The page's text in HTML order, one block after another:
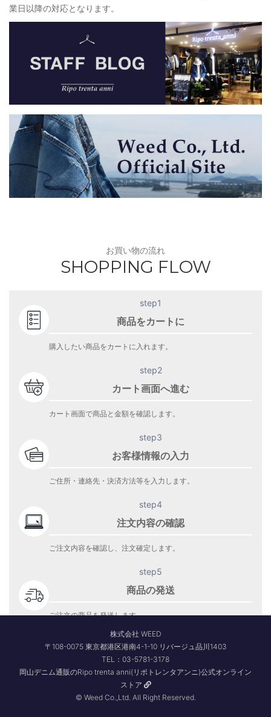
業日以降の対応となります。
お買い物の流れ
SHOPPING FLOW
step1
商品をカートに
購入したい商品をカートに入れます。
step2
カート画面へ進む
カート画面で商品と金額を確認します。
step3
お客様情報の入力
ご住所・連絡先・決済方法等を入力します。
step4
注文内容の確認
ご注文内容を確認し、注文確定します。
step5
商品の発送
ご注文の商品を発送します。
株式会社 WEED
〒108-0075 東京都港区港南4-1-10 リバージュ品川1403
TEL：03-5781-3178
岡山デニム通販のRipo trenta anni(リポトレンタアンニ)公式オンライン
ストア
© Weed Co.,Ltd. All Right Reserved.